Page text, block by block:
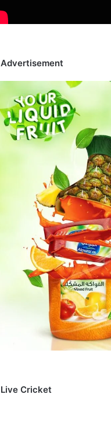
Advertisement
Live Cricket